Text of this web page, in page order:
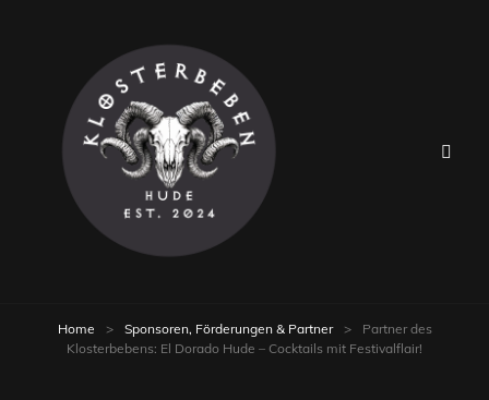
Home > Sponsoren, Förderungen & Partner >
Partner des
Klosterbebens: El Dorado Hude – Cocktails mit Festivalflair!